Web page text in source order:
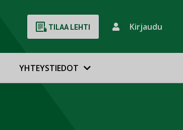
TILAA LEHTI Kirjaudu
YHTEYSTIEDOT